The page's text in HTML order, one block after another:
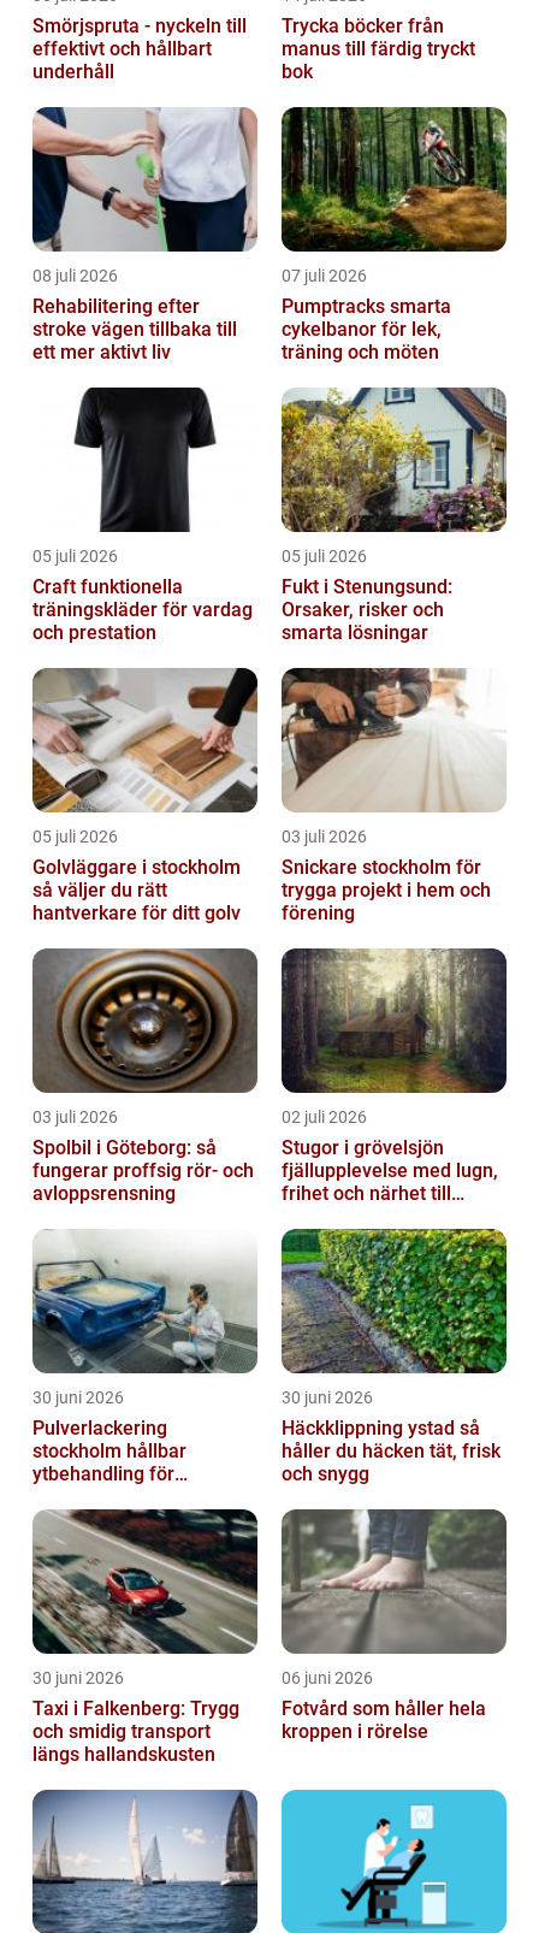
Smörjspruta - nyckeln till
effektivt och hållbart
underhåll
Trycka böcker från
manus till färdig tryckt
bok
08 juli 2026
Rehabilitering efter
stroke vägen tillbaka till
ett mer aktivt liv
07 juli 2026
Pumptracks smarta
cykelbanor för lek,
träning och möten
05 juli 2026
Craft funktionella
träningskläder för vardag
och prestation
05 juli 2026
Fukt i Stenungsund:
Orsaker, risker och
smarta lösningar
05 juli 2026
Golvläggare i stockholm
så väljer du rätt
hantverkare för ditt golv
03 juli 2026
Snickare stockholm för
trygga projekt i hem och
förening
03 juli 2026
Spolbil i Göteborg: så
fungerar proffsig rör- och
avloppsrensning
02 juli 2026
Stugor i grövelsjön
fjällupplevelse med lugn,
frihet och närhet till
30 juni 2026
Pulverlackering
stockholm hållbar
ytbehandling för
30 juni 2026
Häckklippning ystad så
håller du häcken tät, frisk
och snygg
30 juni 2026
Taxi i Falkenberg: Trygg
och smidig transport
längs hallandskusten
06 juni 2026
Fotvård som håller hela
kroppen i rörelse